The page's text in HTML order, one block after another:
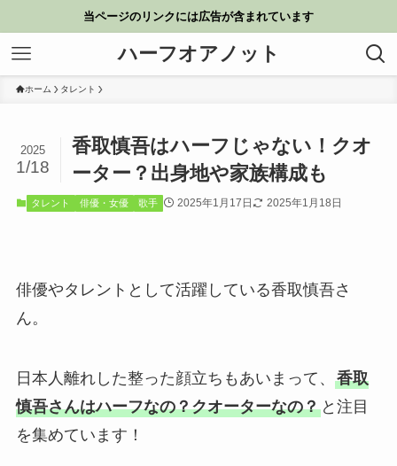
当ページのリンクには広告が含まれています
ハーフオアノット
ホーム タレント
香取慎吾はハーフじゃない！クオ
ーター？出身地や家族構成も
2025
1/18
タレント 俳優・女優 歌手 2025年1月17日 2025年1月18日
俳優やタレントとして活躍している香取慎吾さ
ん。
日本人離れした整った顔立ちもあいまって、 香取
慎吾さんはハーフなの？クオーターなの？と注目
を集めています！